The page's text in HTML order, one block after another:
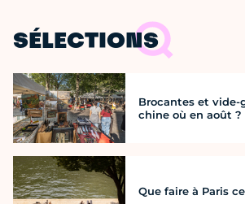
SÉLECTIONS
Brocantes et vide-
chine où en août ?
Que faire à Paris